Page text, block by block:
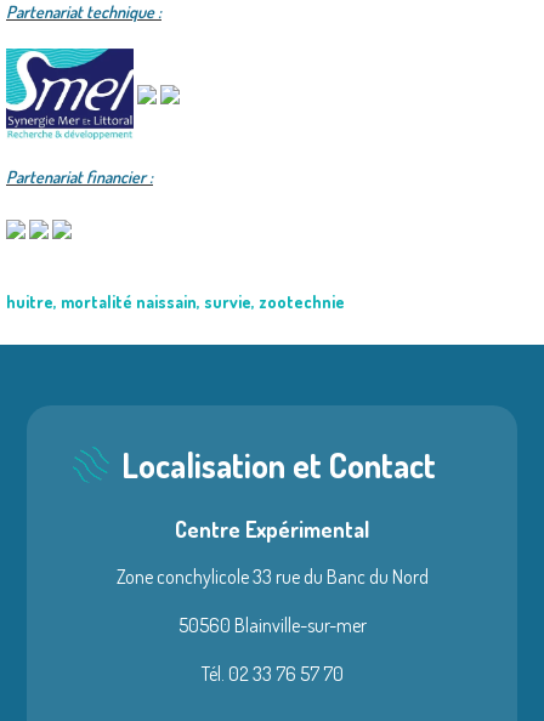
Partenariat technique :
Partenariat financier :
huitre, mortalité naissain, survie, zootechnie
Localisation et Contact
Centre Expérimental
Zone conchylicole 33 rue du Banc du Nord
50560 Blainville-sur-mer
Tél. 02 33 76 57 70